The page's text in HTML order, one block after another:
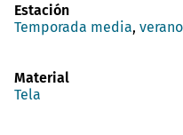
Estación
Temporada media, verano
Material
Tela